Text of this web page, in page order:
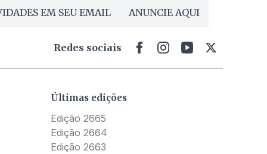
EM SEU EMAIL ANUNCIE AQUI
Redes sociais
Últimas edições
Edição 2665
Edição 2664
Edição 2663